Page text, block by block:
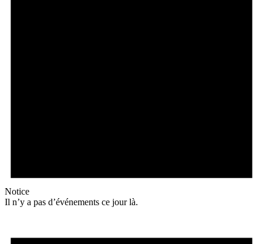
Notice
Il n’y a pas d’événements ce jour là.